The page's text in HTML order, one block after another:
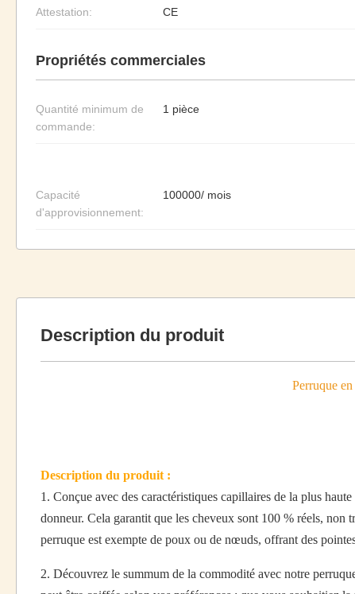
Attestation: CE
Propriétés commerciales
Quantité minimum de
commande:
1 pièce
Capacité
d'approvisionnement:
100000/ mois
Description du produit
Perruque
Description du produit :
1. Conçue avec des caractéristiques capillaires de la plus
donneur. Cela garantit que les cheveux sont 100 % réels, non
perruque est exempte de poux ou de nœuds, offrant des
2. Découvrez le summum de la commodité avec notre